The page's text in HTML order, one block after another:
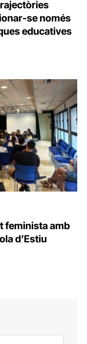
se només
educatives
feminista amb
d’Estiu